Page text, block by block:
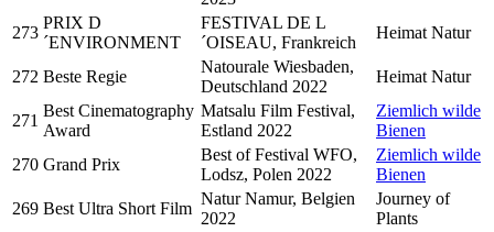
273
PRIX D
´ENVIRONMENT
FESTIVAL DE L
´OISEAU, Frankreich
Heimat Natur
272 Beste Regie
Natourale Wiesbaden,
Deutschland 2022
Heimat Natur
271
Best Cinematography
Award
Matsalu Film Festival,
Estland 2022
Ziemlich wilde
Bienen
270 Grand Prix
Best of Festival WFO,
Lodsz, Polen 2022
Ziemlich wilde
Bienen
269 Best Ultra Short Film
Natur Namur, Belgien
2022
Journey of
Plants